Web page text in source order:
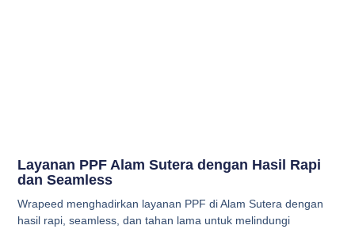
Layanan PPF Alam Sutera dengan Hasil Rapi
dan Seamless
Wrapeed menghadirkan layanan PPF di Alam Sutera dengan
hasil rapi, seamless, dan tahan lama untuk melindungi